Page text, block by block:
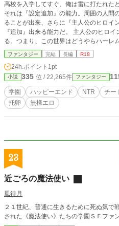
高校を入学してすぐ、俺は雷に打たれた
それは『設定追加』の能力。周囲の人間
ることが出来、さらに『主人公のヒロイ
『追加』出来る能力だ。 主人公のヒロ
る。つまり、この世界はどうやらハーレ
んなの許さねえ。この『設定追加』の能
やる！ これは、催眠や常識改変とはまた
放題する物語だ。 ※能力には色々と制約があるのでじわじわとヒロインを堕と
していく感じになります。
ファンタジー 完結 長編 R18
24h.ポイント 1pt
小説 335 位 / 22,265件 ファンタジー
学園 ハッピーエンド NTR チー
托卵
無様エロ
23
近ごろの魔法使い
風待月
２１世紀、普通に生きるために死ぬ気で
された《魔法使い》たちの学園ＳＦファ